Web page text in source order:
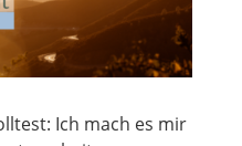
Ich mach es mir